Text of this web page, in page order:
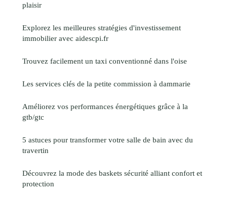
plaisir
Explorez les meilleures stratégies d'investissement
immobilier avec aidescpi.fr
Trouvez facilement un taxi conventionné dans l'oise
Les services clés de la petite commission à dammarie
Améliorez vos performances énergétiques grâce à la
gtb/gtc
5 astuces pour transformer votre salle de bain avec du
travertin
Découvrez la mode des baskets sécurité alliant confort et
protection